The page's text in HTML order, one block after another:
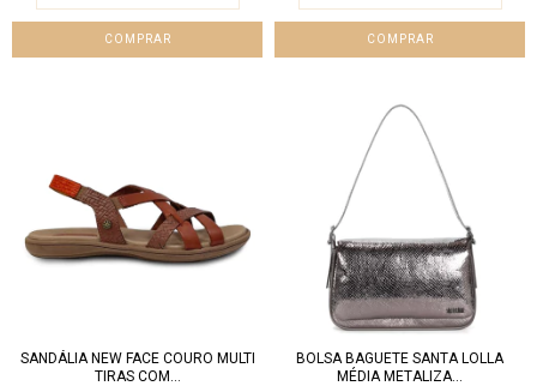
COMPRAR COMPRAR
SANDÁLIA NEW FACE COURO MULTI
TIRAS COM...
BOLSA BAGUETE SANTA LOLLA
MÉDIA METALIZA...